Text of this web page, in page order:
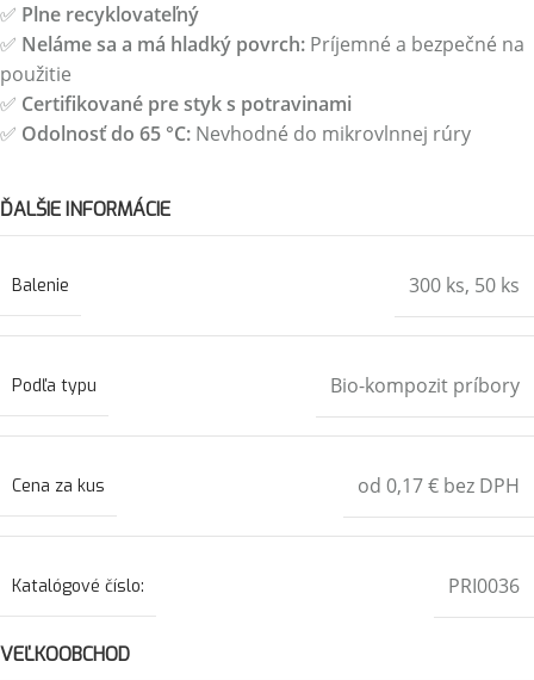
✅ Plne recyklovateľný
✅ Neláme sa a má hladký povrch: Príjemné a bezpečné na
použitie
✅ Certifikované pre styk s potravinami
✅ Odolnosť do 65 °C: Nevhodné do mikrovlnnej rúry
ĎALŠIE INFORMÁCIE
Balenie 300 ks, 50 ks
Podľa typu Bio-kompozit príbory
Cena za kus od 0,17 € bez DPH
Katalógové číslo: PRI0036
VEĽKOOBCHOD